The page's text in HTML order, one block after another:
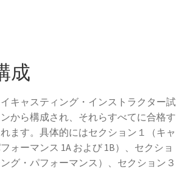
成
キャスティング・インストラクター試
から構成され、それらすべてに合格す
ます。具体的にはセクション１（キャ
ォーマンス 1A および 1B）、セクショ
グ・パフォーマンス）、セクション３